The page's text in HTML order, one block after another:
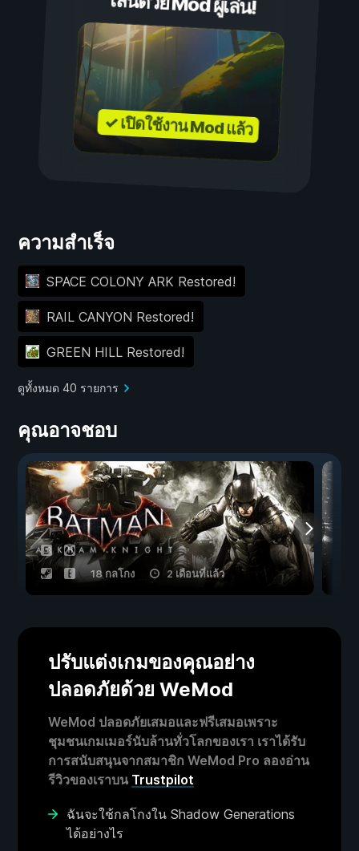
✓ เปิดใช้งาน Mod แล้ว
ความสำเร็จ
SPACE COLONY ARK Restored!
RAIL CANYON Restored!
GREEN HILL Restored!
ดูทั้งหมด 40 รายการ
คุณอาจชอบ
18 กลโกง 2 เดือนที่แล้ว
ปรับแต่งเกมของคุณอย่าง
ปลอดภัยด้วย WeMod
WeMod ปลอดภัยเสมอและฟรีเสมอเพราะ
ชุมชนเกมเมอร์นับล้านทั่วโลกของเรา เราได้รับ
การสนับสนุนจากสมาชิก WeMod Pro ลองอ่าน
รีวิวของเราบน Trustpilot
ฉันจะใช้กลโกงใน Shadow Generations
ได้อย่างไร